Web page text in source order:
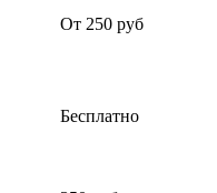
От 250 руб
Бесплатно